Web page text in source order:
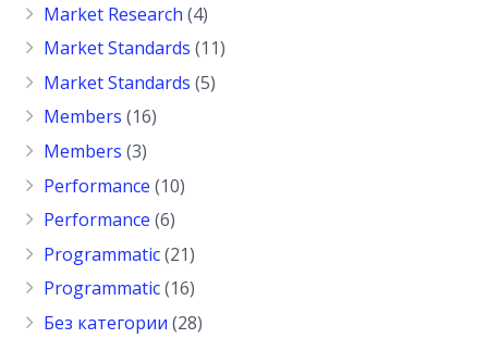
Market Research (4)
Market Standards (11)
Market Standards (5)
Members (16)
Members (3)
Performance (10)
Performance (6)
Programmatic(21)
Programmatic(16)
Без категории (28)